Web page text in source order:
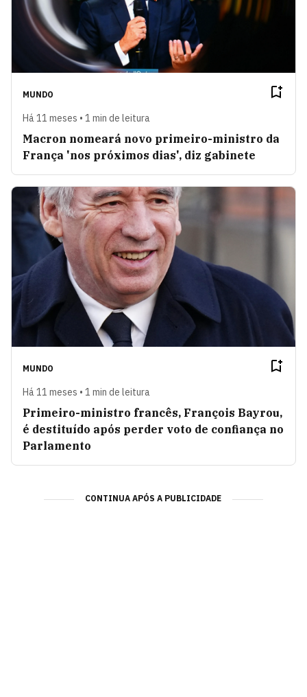
MUNDO
Há 11 meses • 1 min de leitura
Macron nomeará novo primeiro-ministro da
França 'nos próximos dias', diz gabinete
MUNDO
Há 11 meses • 1 min de leitura
Primeiro-ministro francês, François Bayrou,
é destituído após perder voto de confiança no
Parlamento
CONTINUA APÓS A PUBLICIDADE